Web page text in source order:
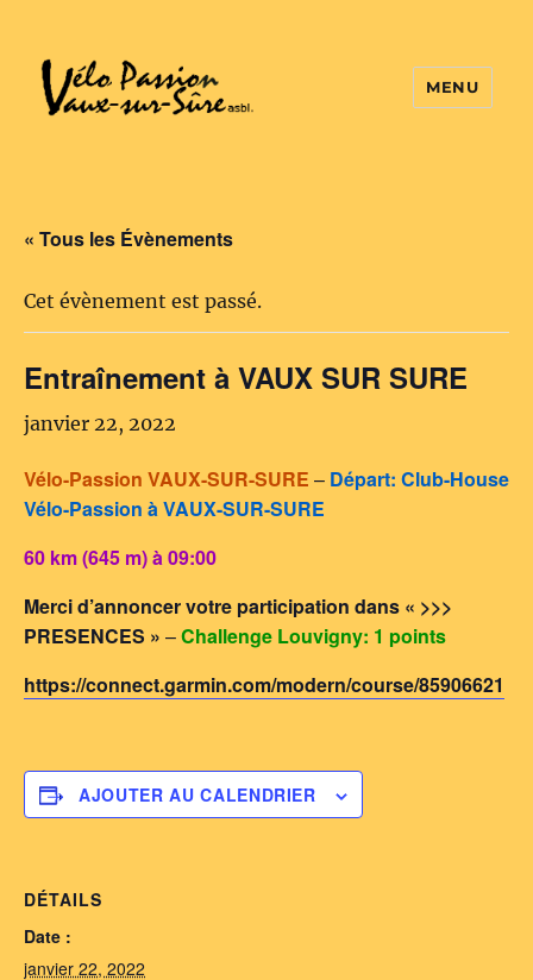
MENU
« Tous les Évènements
Cet évènement est passé.
Entraînement à VAUX SUR SURE
janvier 22, 2022
Vélo-Passion VAUX-SUR-SURE – Départ: Club-House
Vélo-Passion à VAUX-SUR-SURE
60 km (645 m) à 09:00
Merci d’annoncer votre participation dans « >>>
PRESENCES » –Challenge Louvigny: 1 points
https://connect.garmin.com/modern/course/85906621
AJOUTER AU CALENDRIER
DÉTAILS
Date :
janvier 22, 2022